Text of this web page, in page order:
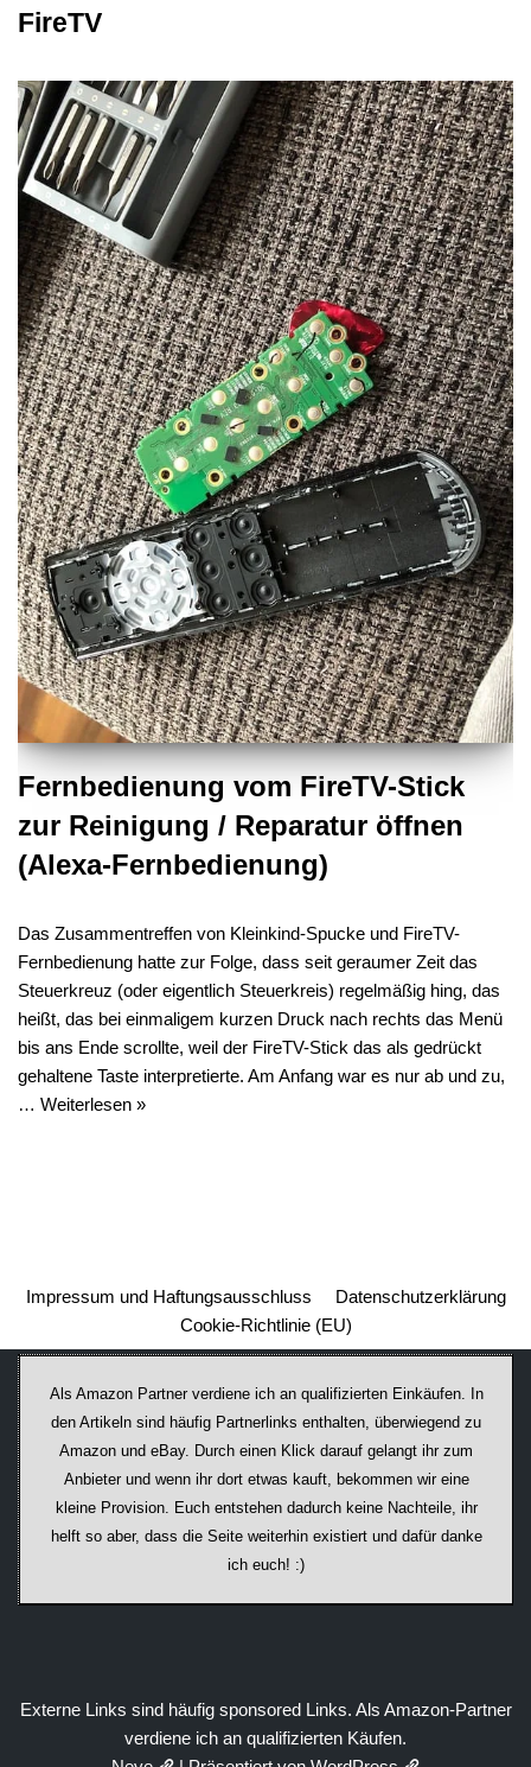
FireTV
Fernbedienung vom FireTV-Stick
zur Reinigung / Reparatur öffnen
(Alexa-Fernbedienung)
Das Zusammentreffen von Kleinkind-Spucke und FireTV-
Fernbedienung hatte zur Folge, dass seit geraumer Zeit das
Steuerkreuz (oder eigentlich Steuerkreis) regelmäßig hing, das
heißt, das bei einmaligem kurzen Druck nach rechts das Menü
bis ans Ende scrollte, weil der FireTV-Stick das als gedrückt
gehaltene Taste interpretierte. Am Anfang war es nur ab und zu,
… Weiterlesen »
Impressum und Haftungsausschluss
Datenschutzerklärung
Cookie-Richtlinie (EU)
Als Amazon Partner verdiene ich an qualifizierten Einkäufen. In
den Artikeln sind häufig Partnerlinks enthalten, überwiegend zu
Amazon und eBay. Durch einen Klick darauf ge­lan­gt ihr zum
Anbieter und wenn ihr dort etwas kauft, bekommen wir ei­ne
kleine Provision. Euch entstehen dadurch keine Nachteile, ihr
helft so aber, dass die Seite weiterhin existiert und dafür danke
ich euch! :)
Externe Links sind häufig sponsored Links. Als Amazon-Partner
verdiene ich an qualifizierten Käufen.